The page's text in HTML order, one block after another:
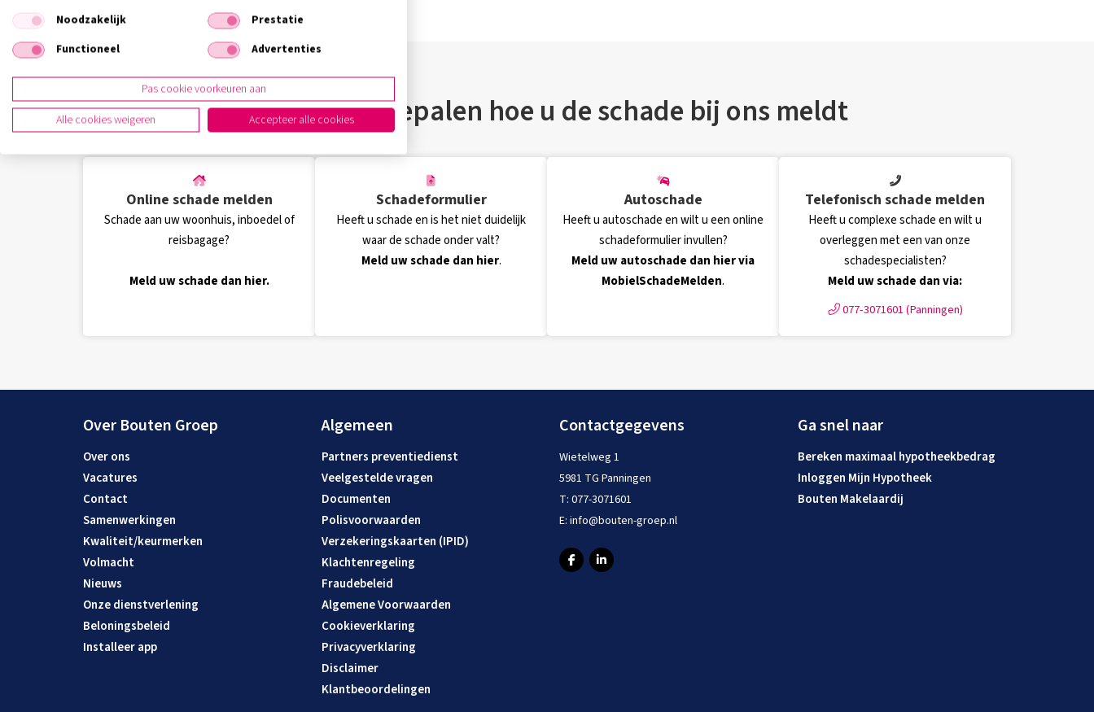
U kunt zelf bepalen hoe u de schade bij ons meldt
Online schade melden
Schade aan uw woonhuis, inboedel of
reisbagage?
Meld uw schade dan hier.
Schadeformulier
Heeft u schade en is het niet duidelijk
waar de schade onder valt?
Meld uw schade dan hier.
Autoschade
Heeft u autoschade en wilt u een online
schadeformulier invullen?
Meld uw autoschade dan hier via
MobielSchadeMelden.
Telefonisch schade melden
Heeft u complexe schade en wilt u
overleggen met een van onze
schadespecialisten?
Meld uw schade dan via:
077-3071601 (Panningen)
Over Bouten Groep
Over ons
Vacatures
Contact
Samenwerkingen
Kwaliteit/keurmerken
Volmacht
Nieuws
Onze dienstverlening
Beloningsbeleid
Installeer app
Algemeen
Partners preventiedienst
Veelgestelde vragen
Documenten
Polisvoorwaarden
Verzekeringskaarten (IPID)
Klachtenregeling
Fraudebeleid
Algemene Voorwaarden
Cookieverklaring
Privacyverklaring
Disclaimer
Klantbeoordelingen
Contactgegevens
Wietelweg 1
5981 TG Panningen
T: 077-3071601
E: info@bouten-groep.nl
Ga snel naar
Bereken maximaal hypotheekbedrag
Inloggen Mijn Hypotheek
Bouten Makelaardij
Noodzakelijk
Prestatie
Functioneel
Advertenties
Pas cookie voorkeuren aan
Alle cookies weigeren
Accepteer alle cookies